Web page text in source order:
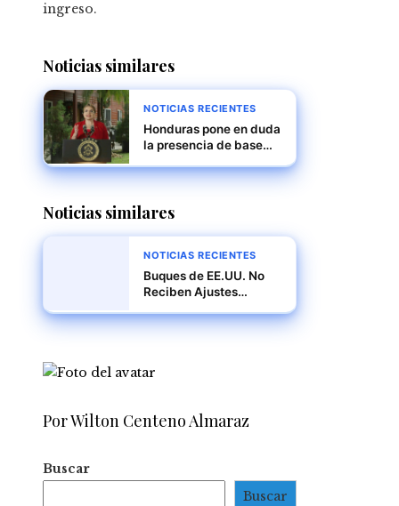
ingreso.
Noticias similares
NOTICIAS RECIENTES
Honduras pone en duda
la presencia de base
posible ola de
Noticias similares
NOTICIAS RECIENTES
Buques de EE.UU. No
Reciben Ajustes
ACP
Por Wilton Centeno Almaraz
Buscar
Buscar